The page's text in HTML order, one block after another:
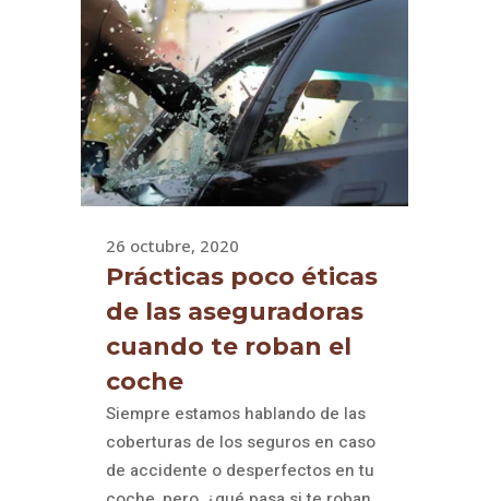
26 octubre, 2020
Prácticas poco éticas
de las aseguradoras
cuando te roban el
coche
Siempre estamos hablando de las
coberturas de los seguros en caso
de accidente o desperfectos en tu